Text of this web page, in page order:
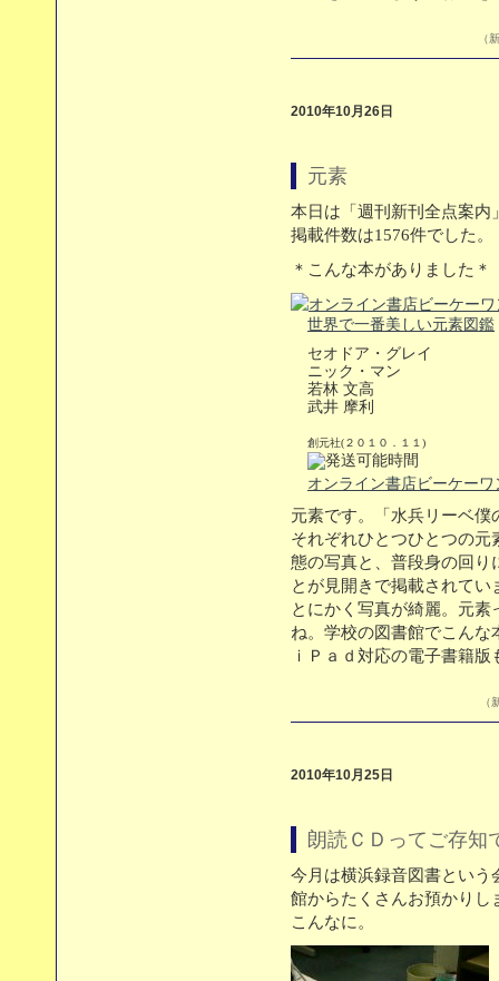
（
2010年10月26日
元素
本日は「週刊新刊全点案内
掲載件数は1576件でした。
＊こんな本がありました＊
世界で一番美しい元素図鑑
セオドア・グレイ
ニック・マン
若林 文高
武井 摩利
創元社(２０１０．１１)
オンライン書店ビーケー
元素です。「水兵リーベ
それぞれひとつひとつの
態の写真と、普段身の回り
とが見開きで掲載されてい
とにかく写真が綺麗。元
ね。学校の図書館でこん
ｉＰａｄ対応の電子書籍
（
2010年10月25日
朗読ＣＤってご存知
今月は横浜録音図書という
館からたくさんお預かりし
こんなに。